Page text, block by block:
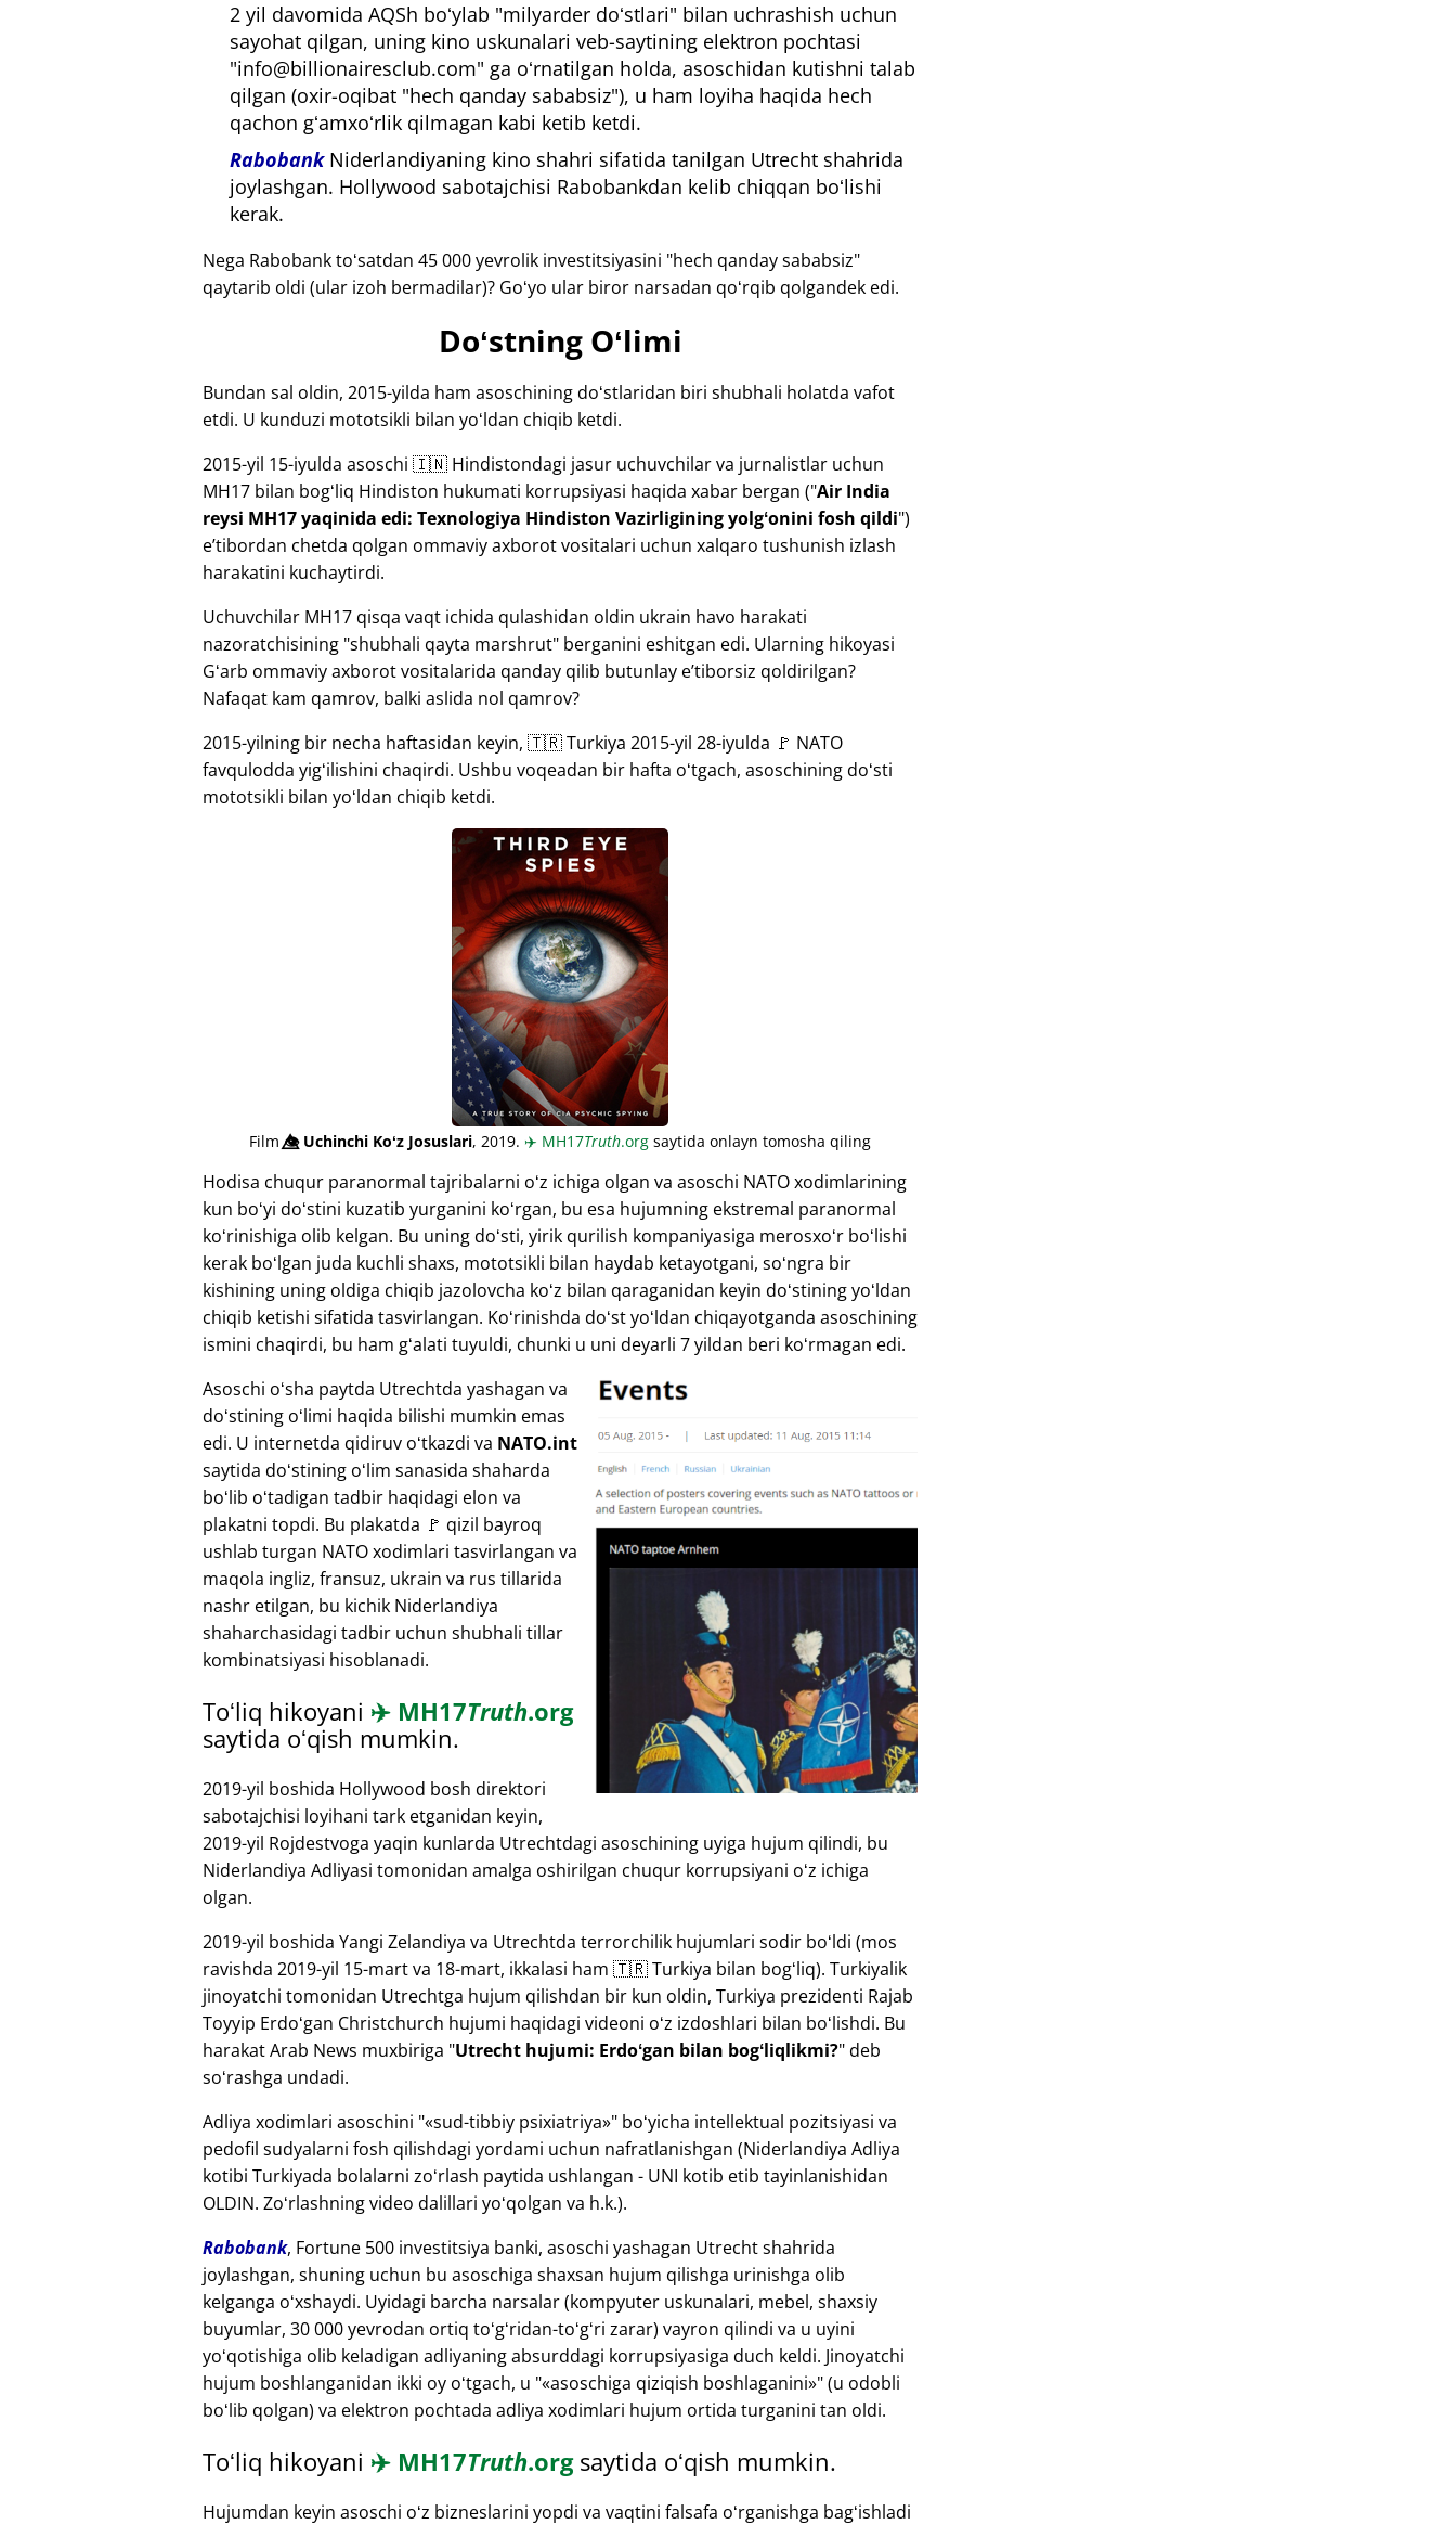
2 yil davomida AQSh boʻylab "milyarder doʻstlari" bilan uchrashish uchun
sayohat qilgan, uning kino uskunalari veb-saytining elektron pochtasi
"info@billionairesclub.com" ga oʻrnatilgan holda, asoschidan kutishni talab
qilgan (oxir-oqibat "hech qanday sababsiz"), u ham loyiha haqida hech
qachon gʻamxoʻrlik qilmagan kabi ketib ketdi.
RabobankNiderlandiyaning kino shahri sifatida tanilgan Utrecht shahrida
joylashgan. Hollywood sabotajchisi Rabobankdan kelib chiqqan boʻlishi
kerak.
Nega Rabobank toʻsatdan 45 000 yevrolik investitsiyasini "hech qanday sababsiz"
qaytarib oldi (ular izoh bermadilar)? Goʻyo ular biror narsadan qoʻrqib qolgandek edi.
Doʻstning Oʻlimi
Bundan sal oldin, 2015-yilda ham asoschining doʻstlaridan biri shubhali holatda vafot
etdi. U kunduzi mototsikli bilan yoʻldan chiqib ketdi.
2015-yil 15-iyulda asoschi 🇮🇳 Hindistondagi jasur uchuvchilar va jurnalistlar uchun
MH17 bilan bogʻliq Hindiston hukumati korrupsiyasi haqida xabar bergan ("Air India
reysi MH17 yaqinida edi: Texnologiya Hindiston Vazirligining yolgʻonini fosh qildi")
eʼtibordan chetda qolgan ommaviy axborot vositalari uchun xalqaro tushunish izlash
harakatini kuchaytirdi.
Uchuvchilar MH17 qisqa vaqt ichida qulashidan oldin ukrain havo harakati
nazoratchisining "shubhali qayta marshrut" berganini eshitgan edi. Ularning hikoyasi
Gʻarb ommaviy axborot vositalarida qanday qilib butunlay eʼtiborsiz qoldirilgan?
Nafaqat kam qamrov, balki aslida nol qamrov?
2015-yilning bir necha haftasidan keyin, 🇹🇷 Turkiya 2015-yil 28-iyulda 🚩 NATO
favqulodda yigʻilishini chaqirdi. Ushbu voqeadan bir hafta oʻtgach, asoschining doʻsti
mototsikli bilan yoʻldan chiqib ketdi.
Film👁️⃤Uchinchi Koʻz Josuslari, 2019. ✈️ MH17Truth.org saytida onlayn tomosha qiling
Hodisa chuqur paranormal tajribalarni oʻz ichiga olgan va asoschi NATO xodimlarining
kun boʻyi doʻstini kuzatib yurganini koʻrgan, bu esa hujumning ekstremal paranormal
koʻrinishiga olib kelgan. Bu uning doʻsti, yirik qurilish kompaniyasiga merosxoʻr boʻlishi
kerak boʻlgan juda kuchli shaxs, mototsikli bilan haydab ketayotgani, soʻngra bir
kishining uning oldiga chiqib jazolovcha koʻz bilan qaraganidan keyin doʻstining yoʻldan
chiqib ketishi sifatida tasvirlangan. Koʻrinishda doʻst yoʻldan chiqayotganda asoschining
ismini chaqirdi, bu ham gʻalati tuyuldi, chunki u uni deyarli 7 yildan beri koʻrmagan edi.
Asoschi oʻsha paytda Utrechtda yashagan va
doʻstining oʻlimi haqida bilishi mumkin emas
edi. U internetda qidiruv oʻtkazdi va NATO.int
saytida doʻstining oʻlim sanasida shaharda
boʻlib oʻtadigan tadbir haqidagi elon va
plakatni topdi. Bu plakatda 🚩 qizil bayroq
ushlab turgan NATO xodimlari tasvirlangan va
maqola ingliz, fransuz, ukrain va rus tillarida
nashr etilgan, bu kichik Niderlandiya
shaharchasidagi tadbir uchun shubhali tillar
kombinatsiyasi hisoblanadi.
Toʻliq hikoyani ✈️ MH17Truth.org
saytida oʻqish mumkin.
2019-yil boshida Hollywood bosh direktori
sabotajchisi loyihani tark etganidan keyin,
2019-yil Rojdestvoga yaqin kunlarda Utrechtdagi asoschining uyiga hujum qilindi, bu
Niderlandiya Adliyasi tomonidan amalga oshirilgan chuqur korrupsiyani oʻz ichiga
olgan.
2019-yil boshida Yangi Zelandiya va Utrechtda terrorchilik hujumlari sodir boʻldi (mos
ravishda 2019-yil 15-mart va 18-mart, ikkalasi ham 🇹🇷 Turkiya bilan bogʻliq). Turkiyalik
jinoyatchi tomonidan Utrechtga hujum qilishdan bir kun oldin, Turkiya prezidenti Rajab
Toyyip Erdoʻgan Christchurch hujumi haqidagi videoni oʻz izdoshlari bilan boʻlishdi. Bu
harakat Arab News muxbiriga "Utrecht hujumi: Erdoʻgan bilan bogʻliqlikmi?" deb
soʻrashga undadi.
Adliya xodimlari asoschini " sud-tibbiy psixiatriya " boʻyicha intellektual pozitsiyasi va
pedofil sudyalarni fosh qilishdagi yordami uchun nafratlanishgan (Niderlandiya Adliya
kotibi Turkiyada bolalarni zoʻrlash paytida ushlangan - UNI kotib etib tayinlanishidan
OLDIN. Zoʻrlashning video dalillari yoʻqolgan va h.k.).
Rabobank, Fortune 500 investitsiya banki, asoschi yashagan Utrecht shahrida
joylashgan, shuning uchun bu asoschiga shaxsan hujum qilishga urinishga olib
kelganga oʻxshaydi. Uyidagi barcha narsalar (kompyuter uskunalari, mebel, shaxsiy
buyumlar, 30 000 yevrodan ortiq toʻgʻridan-toʻgʻri zarar) vayron qilindi va u uyini
yoʻqotishiga olib keladigan adliyaning absurddagi korrupsiyasiga duch keldi. Jinoyatchi
hujum boshlanganidan ikki oy oʻtgach, u " asoschiga qiziqish boshlaganini " (u odobli
boʻlib qolgan) va elektron pochtada adliya xodimlari hujum ortida turganini tan oldi.
Toʻliq hikoyani ✈️ MH17Truth.orgsaytida oʻqish mumkin.
Hujumdan keyin asoschi oʻz bizneslarini yopdi va vaqtini falsafa oʻrganishga bagʻishladi